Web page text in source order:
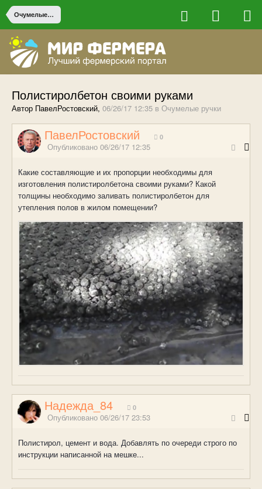
Очумелые ручки
Полистиролбетон своими руками
Автор ПавелРостовский, 06/26/17 12:35 в Очумелые ручки
ПавелРостовский 0
Опубликовано 06/26/17 12:35
Какие составляющие и их пропорции необходимы для
изготовления полистиролбетона своими руками? Какой
толщины необходимо заливать полистиролбетон для
утепления полов в жилом помещении?
Надежда_84 0
Опубликовано 06/26/17 23:53
Полистирол, цемент и вода. Добавлять по очереди строго по
инструкции написанной на мешке...